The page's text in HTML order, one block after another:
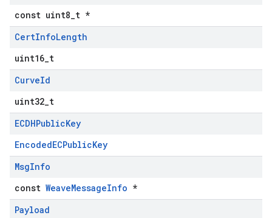
const uint8_t *
CertInfoLength
uint16_t
CurveId
uint32_t
ECDHPublicKey
EncodedECPublicKey
MsgInfo
const WeaveMessageInfo *
Payload